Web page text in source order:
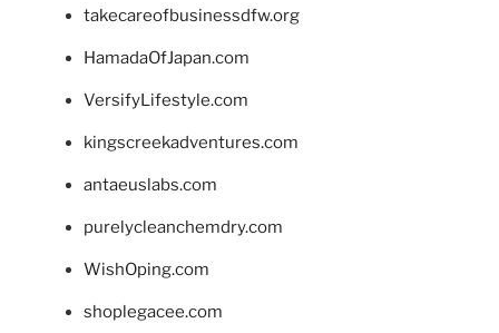
takecareofbusinessdfw.org
HamadaOfJapan.com
VersifyLifestyle.com
kingscreekadventures.com
antaeuslabs.com
purelycleanchemdry.com
WishOping.com
shoplegacee.com